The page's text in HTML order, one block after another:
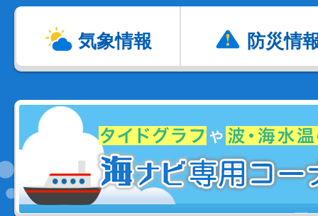
気象情報 防災情